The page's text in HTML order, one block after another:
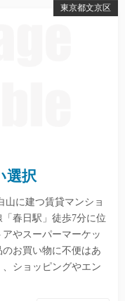
東京都文京区
選択
山に建つ賃貸マンショ
春日駅」徒歩7分に位
やスーパーマーケッ
のお買い物に不便はあ
ショッピングやエン